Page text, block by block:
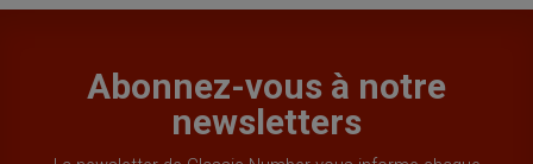
Abonnez-vous à notre
newsletters